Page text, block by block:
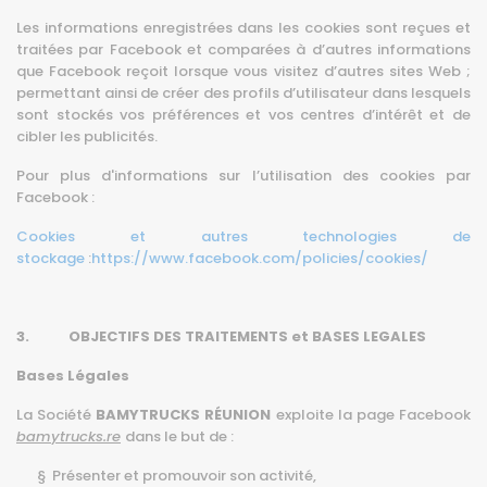
Les informations enregistrées dans les cookies sont reçues et
traitées par Facebook et comparées à d’autres informations
que Facebook reçoit lorsque vous visitez d’autres sites Web ;
permettant ainsi de créer des profils d’utilisateur dans lesquels
sont stockés vos préférences et vos centres d’intérêt et de
cibler les publicités.
Pour plus d'informations sur l’utilisation des cookies par
Facebook :
Cookies et autres technologies de
stockage :https://www.facebook.com/policies/cookies/
3. OBJECTIFS DES TRAITEMENTS et BASES LEGALES
Bases Légales
La Société BAMYTRUCKS RÉUNION exploite la page Facebook
bamytrucks.re dans le but de :
§ Présenter et promouvoir son activité,